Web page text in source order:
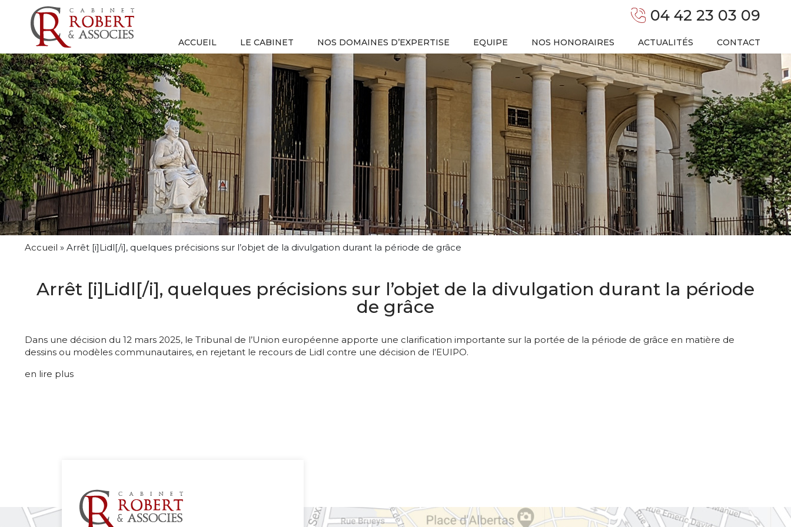
04 42 23 03 09
ACCUEIL LE CABINET NOS DOMAINES D’EXPERTISE EQUIPE NOS HONORAIRES ACTUALITÉS CONTACT
Accueil » Arrêt [i]Lidl[/i], quelques précisions sur l’objet de la divulgation durant la période de grâce
Arrêt [i]Lidl[/i], quelques précisions sur l’objet de la divulgation durant la période
de grâce
Dans une décision du 12 mars 2025, le Tribunal de l’Union européenne apporte une clarification importante sur la portée de la période de grâce en matière de
dessins ou modèles communautaires, en rejetant le recours de Lidl contre une décision de l’EUIPO.
en lire plus